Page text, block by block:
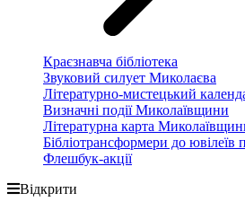
Краєзнавча бібліотека
Звуковий силует Миколаєва
Літературно-мистецький
Визначні події Миколаївщини
Літературна карта
Бібліотрансформери до ювілеїв
Флешбук-акції
Відкрити